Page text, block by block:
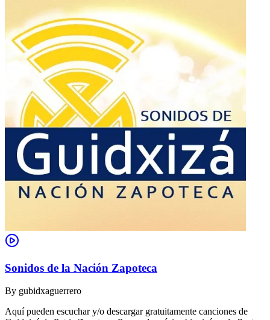
Sonidos de la Nación Zapoteca
By gubidxaguerrero
Aquí pueden escuchar y/o descargar gratuitamente canciones de